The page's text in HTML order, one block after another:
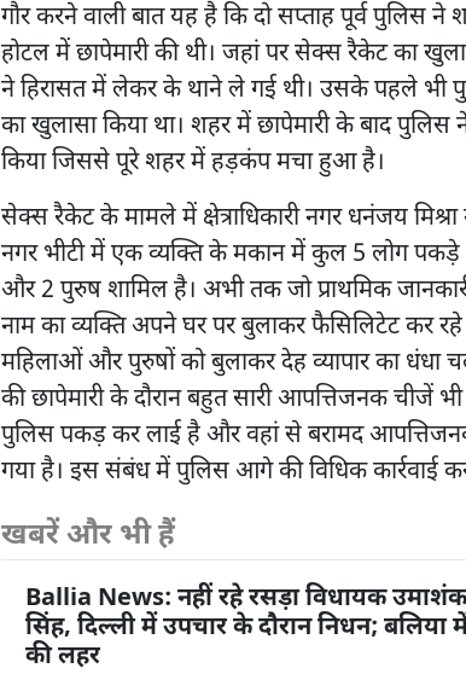
गौर करने वाली बात यह है कि दो सप्ताह पूर्व पुलिस
होटल में छापेमारी की थी। जहां पर सेक्स रैकेट का
ने हिरासत में लेकर के थाने ले गई थी। उसके पहले भी
का खुलासा किया था। शहर में छापेमारी के बाद
किया जिससे पूरे शहर में हड़कंप मचा हुआ है।
सेक्स रैकेट के मामले में क्षेत्राधिकारी नगर धनंजय
नगर भीटी में एक व्यक्ति के मकान में कुल 5 लोग पकड़े
और 2 पुरुष शामिल है। अभी तक जो प्राथमिक
नाम का व्यक्ति अपने घर पर बुलाकर फैसिलिटेट कर
महिलाओं और पुरुषों को बुलाकर देह व्यापार का धंधा
की छापेमारी के दौरान बहुत सारी आपत्तिजनक चीजें
पुलिस पकड़ कर लाई है और वहां से बरामद
गया है। इस संबंध में पुलिस आगे की विधिक कार्रवाई
खबरें और भी हैं
Ballia News: नहीं रहे रसड़ा विधायक
सिंह, दिल्ली में उपचार के दौरान निधन; बलिया
की लहर